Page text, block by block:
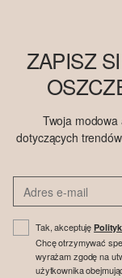
ZAPISZ
Twoja modowa
dotyczących
Tak, akceptuję
Chcę otrzymywać
wyrażam zgodę na
użytkownika